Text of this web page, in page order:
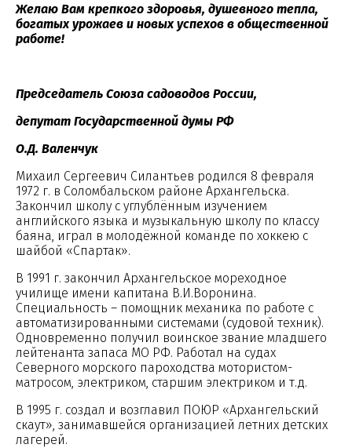
Желаю Вам крепкого здоровья, душевного тепла,
богатых урожаев и новых успехов в общественной
работе!
Председатель Союза садоводов России,
депутат Государственной думы РФ
О.Д. Валенчук
Михаил Сергеевич Силантьев родился 8 февраля
1972 г. в Соломбальском районе Архангельска.
Закончил школу c углублённым изучением
английского языка и музыкальную школу по классу
баяна, играл в молодёжной команде по хоккею с
шайбой «Спартак».
В 1991 г. закончил Архангельское мореходное
училище имени капитана В.И.Воронина.
Специальность – помощник механика по работе с
автоматизированными системами (судовой техник).
Одновременно получил воинское звание младшего
лейтенанта запаса МО РФ. Работал на судах
Северного морского пароходства мотористом-
матросом, электриком, старшим электриком и т.д.
В 1995 г. создал и возглавил ПОЮР «Архангельский
скаут», занимавшейся организацией летних детских
лагерей.